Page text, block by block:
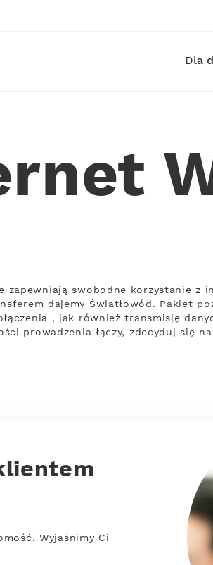
Dla
zapewniają swobodne korzystanie z
dajemy Światłowód. Pakiet
, jak również transmisję
prowadzenia łączy, zdecyduj się
Wyjaśnimy Ci